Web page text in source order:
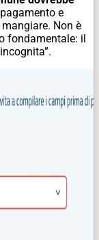
e
Non è
fondamentale: il